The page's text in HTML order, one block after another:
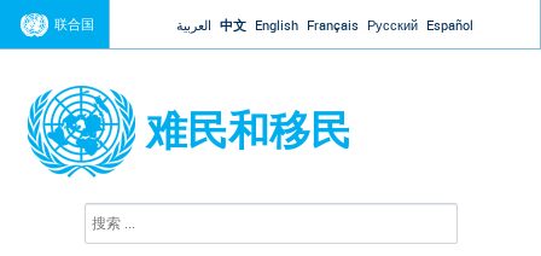
Jump to navigation
联合国 العربية 中文 English Français Русский Español
难民和移民
搜
索